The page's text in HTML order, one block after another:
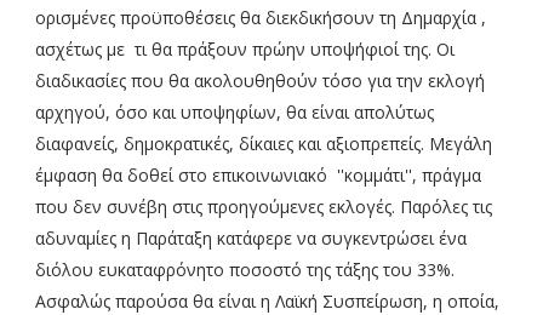
ορισμένες προϋποθέσεις θα διεκδικήσουν τη Δημαρχία ,
ασχέτως με τι θα πράξουν πρώην υποψήφιοί της. Οι
διαδικασίες που θα ακολουθηθούν τόσο για την εκλογή
αρχηγού, όσο και υποψηφίων, θα είναι απολύτως
διαφανείς, δημοκρατικές, δίκαιες και αξιοπρεπείς. Μεγάλη
έμφαση θα δοθεί στο επικοινωνιακό ''κομμάτι'', πράγμα
που δεν συνέβη στις προηγούμενες εκλογές. Παρόλες τις
αδυναμίες η Παράταξη κατάφερε να συγκεντρώσει ένα
διόλου ευκαταφρόνητο ποσοστό της τάξης του 33%.
Ασφαλώς παρούσα θα είναι η Λαϊκή Συσπείρωση, η οποία,